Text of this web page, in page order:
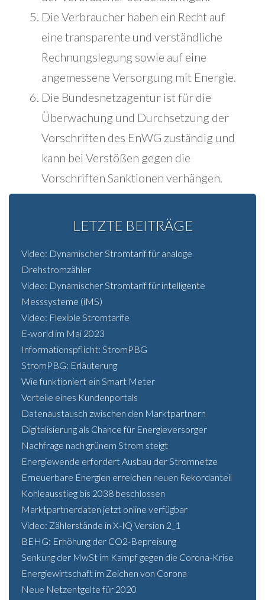
Die Verbraucher haben ein Recht auf
eine transparente und verständliche
Rechnungslegung sowie auf eine
angemessene Versorgung mit Energie.
Die Bundesnetzagentur ist für die
Überwachung und Durchsetzung der
Vorschriften des EnWG zuständig und
kann bei Verstößen gegen die
Vorschriften Sanktionen verhängen.
LETZTE BEITRÄGE
Video: Dynamischer Stromtarif für analoge
Drehstromzähler
Video: Dynamischer Stromtarif für intelligente
Messsysteme (iMS)
Video: Flexible Stromtarife
E-world im Mai 2023
Informationspflicht: StromPBG
StromPBG: Erläuterung
Wie funktioniert ein Smart Meter
Vorteile eines Kundenportals
Datenaustausch zwischen den Marktpartnern
Digitalisierung als Chance für Energieversorger
Nachfrage nach grünem Strom steigt
Energiewende erfordert Ausbau der Stromnetze
Erneuerbare Energien erreichen neuen Rekordanteil
Kohleausstieg bis 2038 beschlossen
Marktpartnerdaten jetzt online verfügbar
Video: Zählerstände in X-IQ Version 2_1
BEHG: Erhöhung der CO2-Bepreisung
Senkung der MwSt im Kampf gegen die Corona-Krise
Energiewirtschaft im Zeichen von Corona
Neue Netzentgelte für 2020